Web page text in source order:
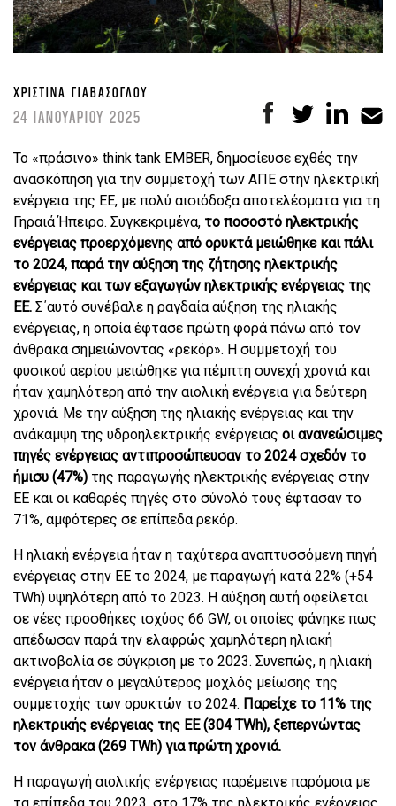
ΧΡΙΣΤΊΝΑ ΓΙΑΒΆΣΟΓΛΟΥ
24 ΙΑΝΟΥΑΡΙΟΥ 2025
Το «πράσινο» think tank EMBER, δημοσίευσε εχθές την
ανασκόπηση για την συμμετοχή των ΑΠΕ στην ηλεκτρική
ενέργεια της ΕΕ, με πολύ αισιόδοξα αποτελέσματα για τη
Γηραιά Ήπειρο. Συγκεκριμένα, το ποσοστό ηλεκτρικής
ενέργειας προερχόμενης από ορυκτά μειώθηκε και πάλι
το 2024, παρά την αύξηση της ζήτησης ηλεκτρικής
ενέργειας και των εξαγωγών ηλεκτρικής ενέργειας της
ΕΕ. Σ΄αυτό συνέβαλε η ραγδαία αύξηση της ηλιακής
ενέργειας, η οποία έφτασε πρώτη φορά πάνω από τον
άνθρακα σημειώνοντας «ρεκόρ». Η συμμετοχή του
φυσικού αερίου μειώθηκε για πέμπτη συνεχή χρονιά και
ήταν χαμηλότερη από την αιολική ενέργεια για δεύτερη
χρονιά. Με την αύξηση της ηλιακής ενέργειας και την
ανάκαμψη της υδροηλεκτρικής ενέργειας οι ανανεώσιμες
πηγές ενέργειας αντιπροσώπευσαν το 2024 σχεδόν το
ήμισυ (47%) της παραγωγής ηλεκτρικής ενέργειας στην
ΕΕ και οι καθαρές πηγές στο σύνολό τους έφτασαν το
71%, αμφότερες σε επίπεδα ρεκόρ.
Η ηλιακή ενέργεια ήταν η ταχύτερα αναπτυσσόμενη πηγή
ενέργειας στην ΕΕ το 2024, με παραγωγή κατά 22% (+54
TWh) υψηλότερη από το 2023. Η αύξηση αυτή οφείλεται
σε νέες προσθήκες ισχύος 66 GW, οι οποίες φάνηκε πως
απέδωσαν παρά την ελαφρώς χαμηλότερη ηλιακή
ακτινοβολία σε σύγκριση με το 2023. Συνεπώς, η ηλιακή
ενέργεια ήταν ο μεγαλύτερος μοχλός μείωσης της
συμμετοχής των ορυκτών το 2024. Παρείχε το 11% της
ηλεκτρικής ενέργειας της ΕΕ (304 TWh), ξεπερνώντας
τον άνθρακα (269 TWh) για πρώτη χρονιά.
Η παραγωγή αιολικής ενέργειας παρέμεινε παρόμοια με